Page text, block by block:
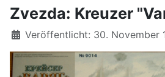
Zvezda: Kreuzer
Details
Veröffentlicht: 30. November